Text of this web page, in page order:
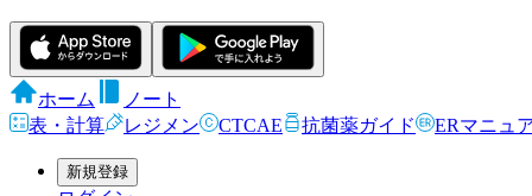
ホーム
ノート
表・計算
レジメン CTCAE 抗菌薬ガイド ERマニュ
新規登録